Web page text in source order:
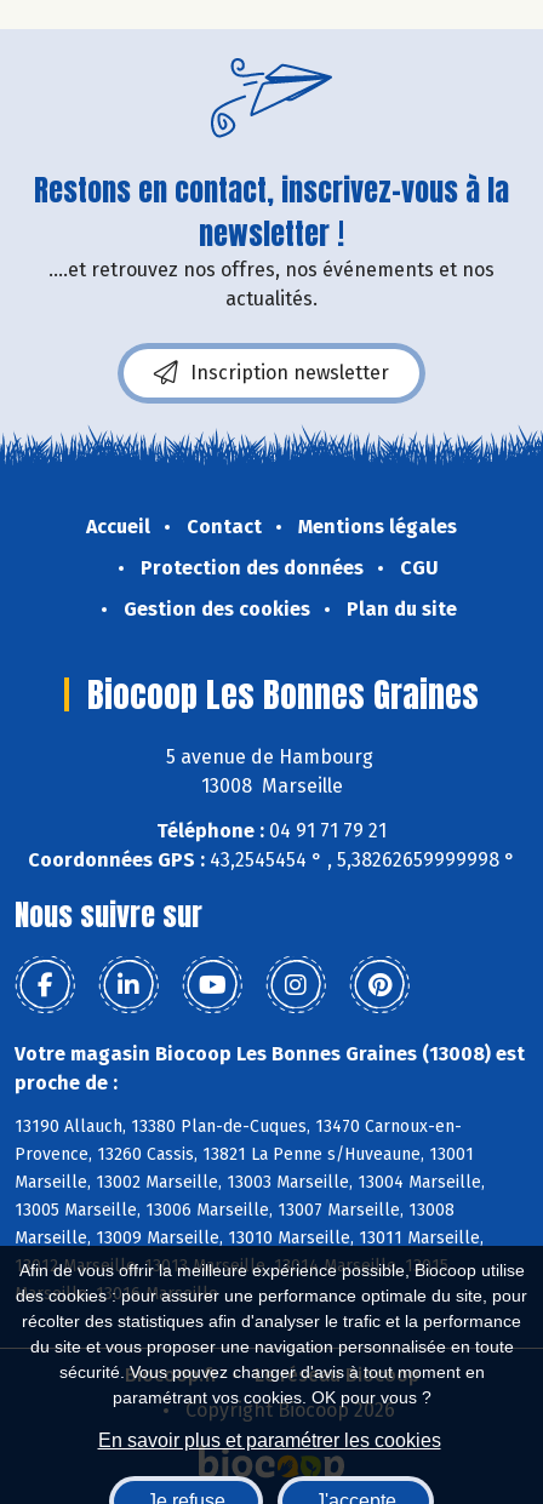
Afin de vous offrir la meilleure expérience possible, Biocoop utilise
des cookies : pour assurer une performance optimale du site, pour
récolter des statistiques afin d'analyser le trafic et la performance
du site et vous proposer une navigation personnalisée en toute
sécurité. Vous pouvez changer d'avis à tout moment en
paramétrant vos cookies. OK pour vous ?
En savoir plus et paramétrer les cookies
Restons en contact, inscrivez-vous à la
newsletter !
....et retrouvez nos offres, nos événements et nos
actualités.
Inscription newsletter
Accueil Contact
Mentions légales
Protection des données
CGU
Gestion des cookies
Plan du site
Biocoop Les Bonnes Graines
5 avenue de Hambourg
13008 Marseille
Téléphone : 04 91 71 79 21
Coordonnées GPS : 43,2545454 ° , 5,38262659999998 °
Nous suivre sur
Votre magasin Biocoop Les Bonnes Graines (13008) est
proche de :
13190 Allauch, 13380 Plan-de-Cuques, 13470 Carnoux-en-
Provence, 13260 Cassis, 13821 La Penne s/Huveaune, 13001
Marseille, 13002 Marseille, 13003 Marseille, 13004 Marseille,
13005 Marseille, 13006 Marseille, 13007 Marseille, 13008
Marseille, 13009 Marseille, 13010 Marseille, 13011 Marseille,
13012 Marseille, 13013 Marseille, 13014 Marseille, 13015
Marseille, 13016 Marseille
Biocoop.fr
Le réseau Biocoop
Copyright Biocoop 2026